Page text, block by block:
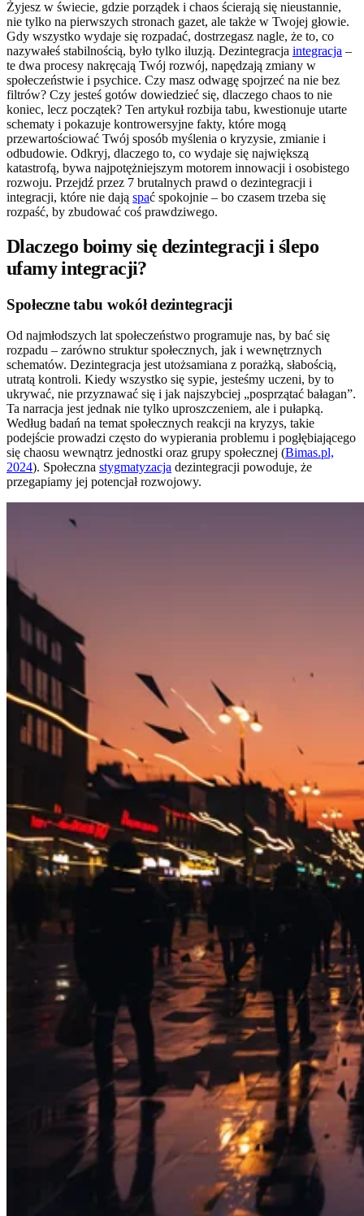
Żyjesz w świecie, gdzie porządek i chaos ścierają się nieustannie,
nie tylko na pierwszych stronach gazet, ale także w Twojej głowie.
Gdy wszystko wydaje się rozpadać, dostrzegasz nagle, że to, co
nazywałeś stabilnością, było tylko iluzją. Dezintegracja integracja –
te dwa procesy nakręcają Twój rozwój, napędzają zmiany w
społeczeństwie i psychice. Czy masz odwagę spojrzeć na nie bez
filtrów? Czy jesteś gotów dowiedzieć się, dlaczego chaos to nie
koniec, lecz początek? Ten artykuł rozbija tabu, kwestionuje utarte
schematy i pokazuje kontrowersyjne fakty, które mogą
przewartościować Twój sposób myślenia o kryzysie, zmianie i
odbudowie. Odkryj, dlaczego to, co wydaje się największą
katastrofą, bywa najpotężniejszym motorem innowacji i osobistego
rozwoju. Przejdź przez 7 brutalnych prawd o dezintegracji i
integracji, które nie dają spać spokojnie – bo czasem trzeba się
rozpaść, by zbudować coś prawdziwego.
Dlaczego boimy się dezintegracji i ślepo
ufamy integracji?
Społeczne tabu wokół dezintegracji
Od najmłodszych lat społeczeństwo programuje nas, by bać się
rozpadu – zarówno struktur społecznych, jak i wewnętrznych
schematów. Dezintegracja jest utożsamiana z porażką, słabością,
utratą kontroli. Kiedy wszystko się sypie, jesteśmy uczeni, by to
ukrywać, nie przyznawać się i jak najszybciej „posprzątać bałagan”.
Ta narracja jest jednak nie tylko uproszczeniem, ale i pułapką.
Według badań na temat społecznych reakcji na kryzys, takie
podejście prowadzi często do wypierania problemu i pogłębiającego
się chaosu wewnątrz jednostki oraz grupy społecznej (Bimas.pl,
2024). Społeczna stygmatyzacja dezintegracji powoduje, że
przegapiamy jej potencjał rozwojowy.